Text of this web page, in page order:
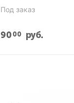
Под заказ
9000 руб.